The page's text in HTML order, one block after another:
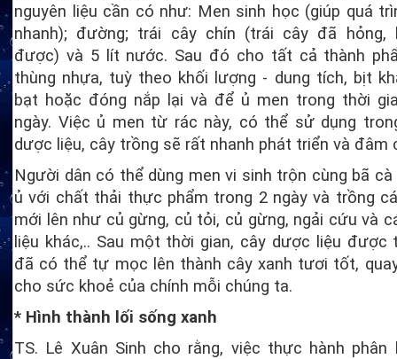
nguyên liệu cần có như: Men sinh học (giúp quá
nhanh); đường; trái cây chín (trái cây đã hỏng,
được) và 5 lít nước. Sau đó cho tất cả thành
thùng nhựa, tuỳ theo khối lượng - dung tích, bịt
bạt hoặc đóng nắp lại và để ủ men trong thời
ngày. Việc ủ men từ rác này, có thể sử dụng
dược liệu, cây trồng sẽ rất nhanh phát triển và đâm
Người dân có thể dùng men vi sinh trộn cùng bã
ủ với chất thải thực phẩm trong 2 ngày và trồng
mới lên như củ gừng, củ tỏi, củ gừng, ngải cứu và
liệu khác,.. Sau một thời gian, cây dược liệu
đã có thể tự mọc lên thành cây xanh tươi tốt,
cho sức khoẻ của chính mỗi chúng ta.
* Hình thành lối sống xanh
TS. Lê Xuân Sinh cho rằng, việc thực hành phân